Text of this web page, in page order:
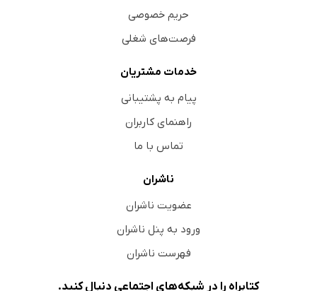
حریم خصوصی
فرصت‌های شغلی
خدمات مشتریان
پیام به پشتیبانی
راهنمای کاربران
تماس با ما
ناشران
عضویت ناشران
ورود به پنل ناشران
فهرست ناشران
کتابراه را در شبکه‌های اجتماعی دنبال کنید.